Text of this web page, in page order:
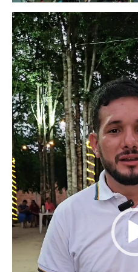
Tocador
de
vídeo